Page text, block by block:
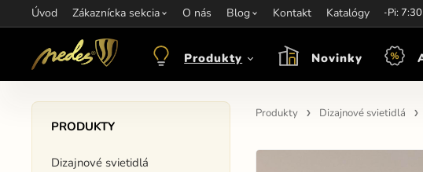
Úvod Zákaznícka sekcia O nás Blog Kontakt Katalógy
Informácie:info@nedes.sk Kontakt:+421 907 263 473Otváracie hodiny: Po-Pi:
Produkty Novinky
PRODUKTY
Dizajnové svietidlá
Produkty Dizajnové svietidlá